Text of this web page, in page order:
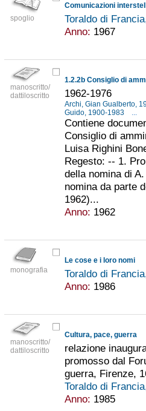
spoglio
Comunicazioni
Toraldo di
Anno: 1967
manoscritto/
dattiloscritto
1962-1976
Archi, Gian Gualberto,
Guido, 1900-1983
...
Contiene
Consiglio di
Luisa Righini
Regesto: -- 1.
della nomina di
nomina da parte
1962)...
Anno: 1962
monografia
Le cose e i loro nomi
Toraldo di
Anno: 1986
manoscritto/
dattiloscritto
Cultura, pace, guerra
relazione
promosso dal
guerra, Firenze,
Toraldo di
Anno: 1985